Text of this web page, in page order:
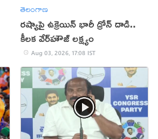
తెలంగాణ
రష్యాపై ఉక్రెయిన్ భారీ డ్రోన్ దాడి..
కీలక వేర్‌హౌజ్ లక్ష్యం
Aug 03, 2026, 17:08 IST